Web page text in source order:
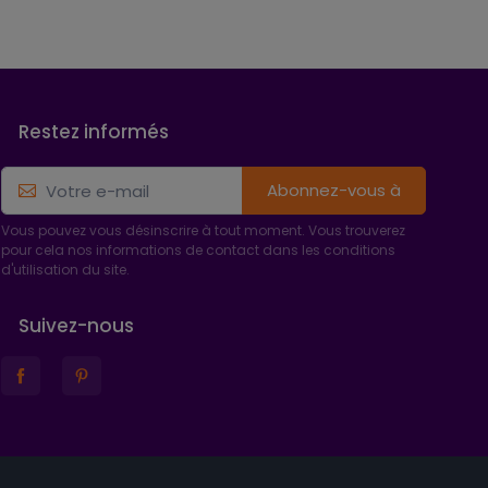
Restez informés
Abonnez-vous à
Vous pouvez vous désinscrire à tout moment. Vous trouverez
pour cela nos informations de contact dans les conditions
d'utilisation du site.
Suivez-nous